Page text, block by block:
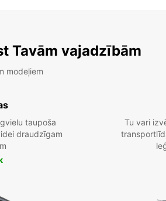
Tavām vajadzībām
modeļiem
taupoša
draudzīgam
Tu vari